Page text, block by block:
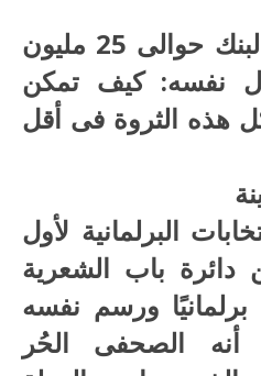
وأصبح رصيده فى البنك حوالى 25 مليون
نفسه: كيف تمكن
هذه الثروة فى أقل
البرلمانية لأول
1995 عن دائرة باب الشعرية
ورسم نفسه
الصحفى الحُر